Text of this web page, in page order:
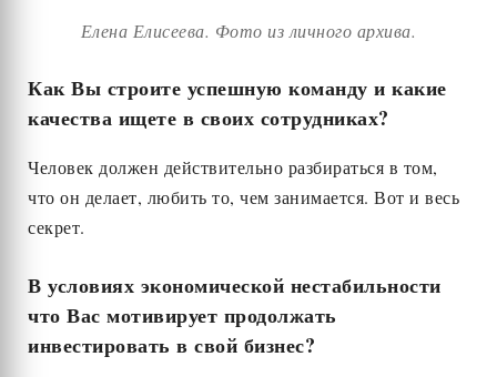
Елена Елисеева. Фото из личного архива.
Как Вы строите успешную команду и какие
качества ищете в своих сотрудниках?
Человек должен действительно разбираться в том,
что он делает, любить то, чем занимается. Вот и весь
секрет.
В условиях экономической нестабильности
что Вас мотивирует продолжать
инвестировать в свой бизнес?